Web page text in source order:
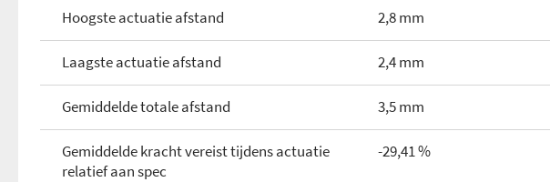
Hoogste actuatie afstand 2,8 mm
Laagste actuatie afstand 2,4 mm
Gemiddelde totale afstand 3,5 mm
Gemiddelde kracht vereist tijdens actuatie
relatief aan spec
-29,41 %